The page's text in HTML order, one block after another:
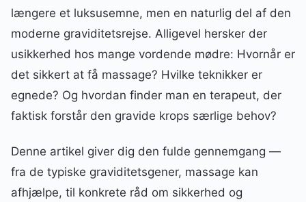
længere et luksusemne, men en naturlig del af den
moderne graviditetsrejse. Alligevel hersker der
usikkerhed hos mange vordende mødre: Hvornår er
det sikkert at få massage? Hvilke teknikker er
egnede? Og hvordan finder man en terapeut, der
faktisk forstår den gravide krops særlige behov?
Denne artikel giver dig den fulde gennemgang —
fra de typiske graviditetsgener, massage kan
afhjælpe, til konkrete råd om sikkerhed og